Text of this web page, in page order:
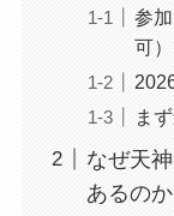
参
可）
ま
なぜ天
あるのか